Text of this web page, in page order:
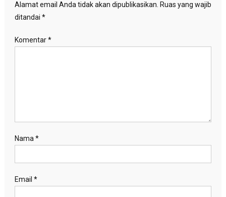
Alamat email Anda tidak akan dipublikasikan. Ruas yang wajib
ditandai *
Komentar*
Nama *
Email *